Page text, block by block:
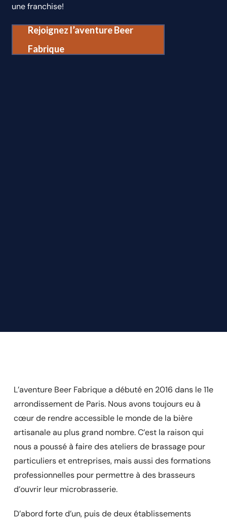
une franchise!
Rejoignez l’aventure Beer
Fabrique
L’aventure Beer Fabrique a débuté en 2016 dans le 11e
arrondissement de Paris. Nous avons toujours eu à
cœur de rendre accessible le monde de la bière
artisanale au plus grand nombre. C’est la raison qui
nous a poussé à faire des ateliers de brassage pour
particuliers et entreprises, mais aussi des formations
professionnelles pour permettre à des brasseurs
d’ouvrir leur microbrasserie.
D’abord forte d’un, puis de deux établissements